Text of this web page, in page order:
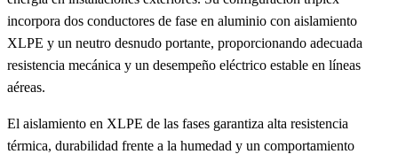
incorpora dos conductores de fase en aluminio con aislamiento
XLPE y un neutro desnudo portante, proporcionando adecuada
resistencia mecánica y un desempeño eléctrico estable en líneas
aéreas.
El aislamiento en XLPE de las fases garantiza alta resistencia
térmica, durabilidad frente a la humedad y un comportamiento